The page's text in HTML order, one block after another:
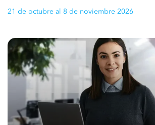
21 de octubre al 8 de noviembre 2026